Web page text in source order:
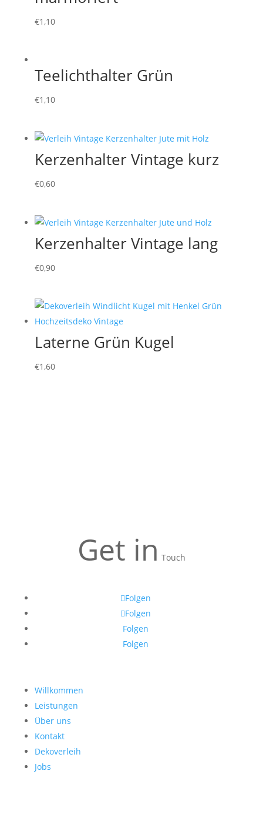
€1,10
Teelichthalter Grün
€1,10
Kerzenhalter Vintage kurz
€0,60
Kerzenhalter Vintage lang
€0,90
Laterne Grün Kugel
€1,60
Get in Touch
Folgen
Folgen
Folgen
Folgen
Willkommen
Leistungen
Über uns
Kontakt
Dekoverleih
Jobs